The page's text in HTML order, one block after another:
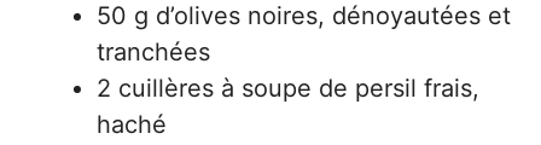
50 g d’olives noires, dénoyautées et
tranchées
2 cuillères à soupe de persil frais,
haché